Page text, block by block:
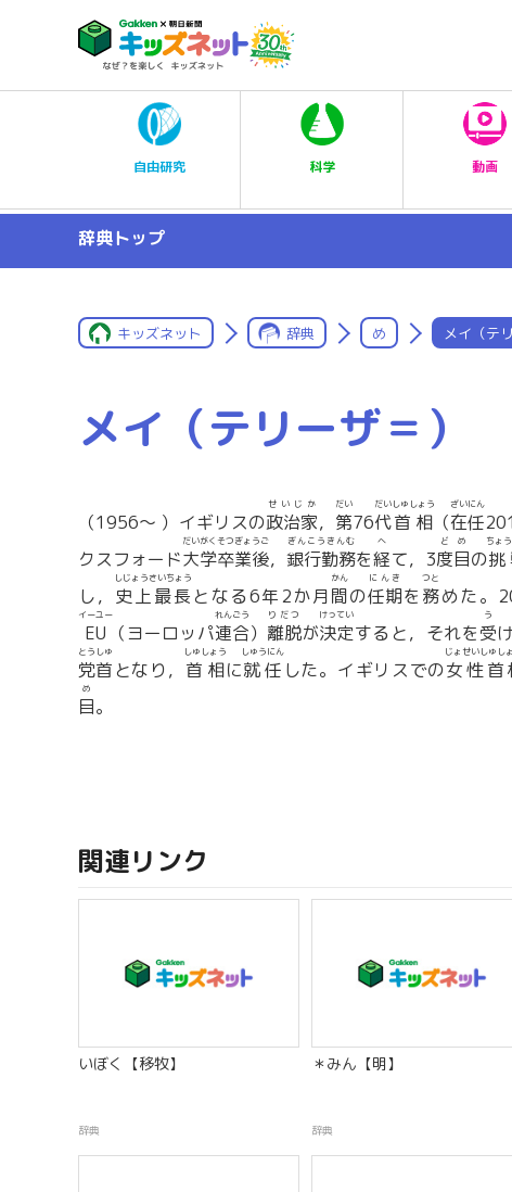
自由研究 科学 動画
辞典トップ
キッズネット 辞典 め メイ（テ
メイ（テリーザ＝）
（1956〜 ）イギリスの政治家
せいじか
， 第
だい
76代
だい
首相
しゅしょう
（在任
ざいにん
クスフォード大学卒業後
だいがくそつぎょうご
， 銀行勤務
ぎんこうきんむ
を経
へ
て，3度目
どめ
の
ちょ
し， 史上最長
しじょうさいちょう
となる6年2か月間
かん
の任期
にんき
を 務
つと
めた。
EU
イーユー
（ヨーロッパ連合
れんごう
） 離脱
りだつ
が決定
けってい
すると，それを受
う
党首
とうしゅ
となり， 首相
しゅしょう
に就任
しゅうにん
した。イギリスでの女性首
じょせいしゅし
目
め
。
関連リンク
いぼく【移牧】
辞典
＊みん【明】
辞典